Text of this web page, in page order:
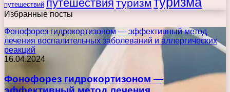
путешествий путешествия туризм
Избранные посты
Фонофорез гидрокортизоном — эффективный метод
лечения воспалительных заболеваний и аллергических
реакций
16.04.2024
Фонофорез гидрокортизоном —